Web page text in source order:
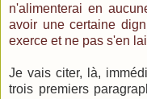
n'alimenterai en
avoir une certaine
exerce et ne pas s'en
Je vais citer, là,
trois premiers